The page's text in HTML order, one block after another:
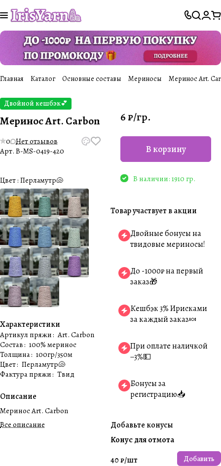
Главная Каталог Основные составы Мериносы Меринос Art.
Двойной кешбэк💕
Меринос Art. Carbon
0 Нет отзывов
Арт. B-MS-0419-420
Цвет : Перламутр🐚
Характеристики
Артикул пряжи: Art. Carbon
Состав: 100% меринос
Толщина: 100гр/350м
Цвет: Перламутр🐚
Фактура пряжи: Твид
Описание
Меринос Art. Carbon
Все описание
6 ₽/гр.
В корзину
В наличии: 1910 гр.
Товар участвует в акции
Двойные бонусы на
твидовые мериносы!
До -1000₽ на первый
заказ🎁
Кешбэк 3% Ирисками
за каждый заказ🍬
При оплате наличкой
−3%💵
Бонусы за
регистрацию📥
Добавьте конусы
Конус для отмота
40 ₽/шт Добавить